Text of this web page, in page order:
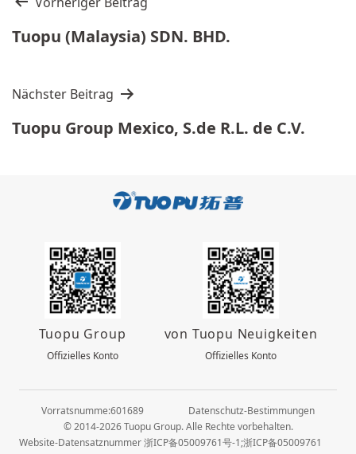
章
导
Tuopu (Malaysia) SDN. BHD.
Nächster Beitrag
Tuopu Group Mexico, S.de R.L. de C.V.
Tuopu Group
Offizielles Konto
von Tuopu Neuigkeiten
Offizielles Konto
Vorratsnumme:601689
Datenschutz-Bestimmungen
© 2014-2026 Tuopu Group. Alle Rechte vorbehalten.
Website-Datensatznummer 浙ICP备05009761号-1;浙ICP备05009761